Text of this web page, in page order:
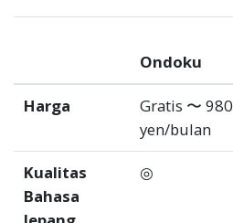
Ondoku
Harga
Gratis 〜 980
yen/bulan
Kualitas
Bahasa
◎